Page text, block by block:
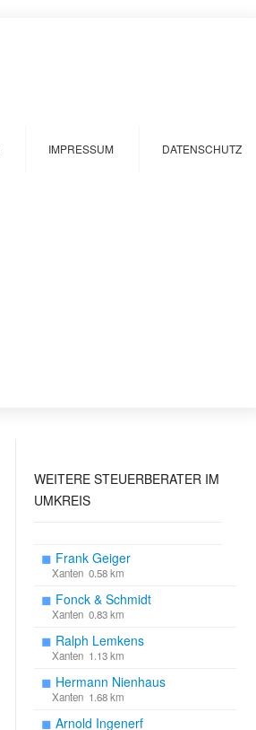
IMPRESSUM DATENSCHUTZ
WEITERE STEUERBERATER IM
UMKREIS
◼ Frank Geiger
Xanten 0.58 km
◼ Fonck & Schmidt
Xanten 0.83 km
◼ Ralph Lemkens
Xanten 1.13 km
◼ Hermann Nienhaus
Xanten 1.68 km
◼ Arnold Ingenerf